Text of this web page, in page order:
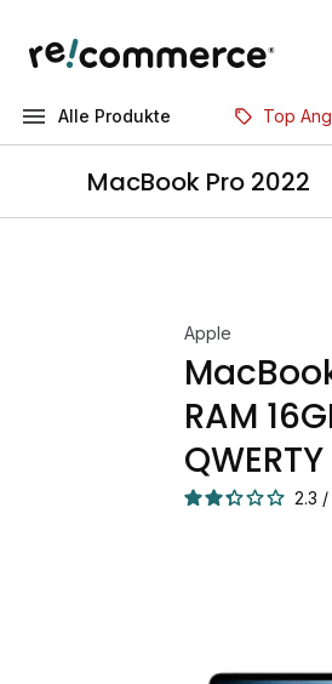
Alle Produkte Top
MacBook Pro 2022
Apple
RAM
2.3 /